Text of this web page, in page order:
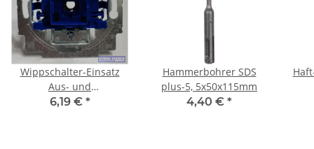
Wippschalter-Einsatz
Aus- und
Wechselschaltung, B&J
6,19 € *
Hammerbohrer SDS
plus-5, 5x50x115mm
4,40 € *